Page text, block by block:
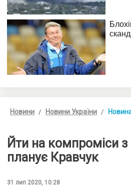
Новини Новини України
Йти на компроміси
планує Кравчук
31 лип 2020, 10:28